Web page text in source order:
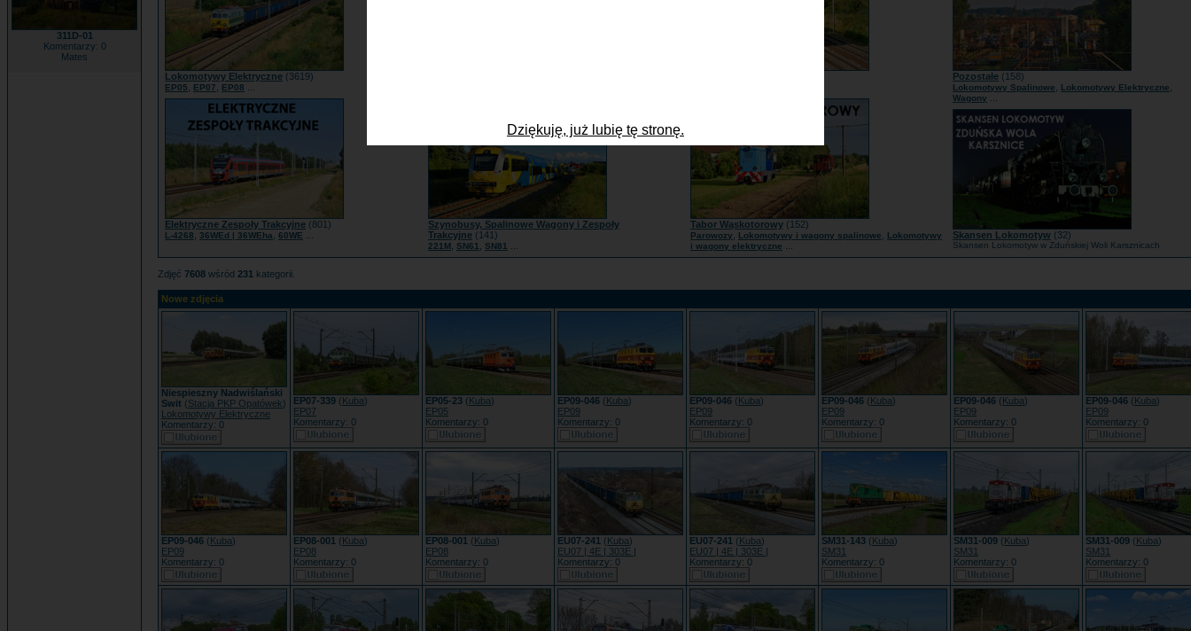
311D-01
Komentarzy: 0
Mates
Lokomotywy Elektryczne (3619)
EP05 EP07 EP08
Elektryczne Zespoły Trakcyjne (801)
L-4268 36WEd | 36WEha 60WE
Szynobusy, Spalinowe Wagony i Zespoły
Trakcyjne (141)
221M SN61 SN81
Tabor Wąskotorowy (152)
Parowozy Lokomotywy i wagony spalinowe
Lokomotywy
i wagony elektryczne
Pozostałe (158)
Lokomotywy Spalinowe Lokomotywy Elektryczne
Wagony
Skansen Lokomotyw (32)
Skansen Lokomotyw w Zduńskiej Woli Karsznicach
Zdjęć 7608 wśród 231 kategorii.
Nowe zdjęcia
Niespieszny Nadwiślański
Swit (Stacja PKP Opatówek)
Lokomotywy Elektryczne
Komentarzy: 0
EP07-339 (Kuba)
EP07
Komentarzy: 0
EP05-23 (Kuba)
EP05
Komentarzy: 0
EP09-046 (Kuba)
EP09
Komentarzy: 0
EP09-046 (Kuba)
EP09
Komentarzy: 0
EP09-046 (Kuba)
EP09
Komentarzy: 0
EP09-046 (Kuba)
EP09
Komentarzy: 0
EP09-046 (Kuba)
EP09
Komentarzy: 0
EP09-046 (Kuba)
EP09
Komentarzy: 0
EP08-001 (Kuba)
EP08
Komentarzy: 0
EP08-001 (Kuba)
EP08
Komentarzy: 0
EU07-241 (Kuba)
EU07 | 4E | 303E |
Komentarzy: 0
EU07-241 (Kuba)
EU07 | 4E | 303E |
Komentarzy: 0
SM31-143 (Kuba)
SM31
Komentarzy: 0
SM31-009 (Kuba)
SM31
Komentarzy: 0
SM31-009 (Kuba)
SM31
Komentarzy: 0
Dziękuję, już lubię tę stronę.